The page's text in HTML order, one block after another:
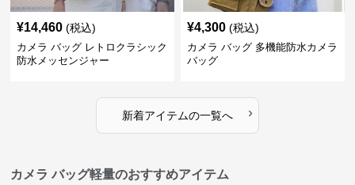
¥14,460 (税込)
カメラ バッグ レトロクラシック
防水メッセンジャー
¥4,300 (税込)
カメラ バッグ 多機能防水カメラ
バッグ
新着アイテムの一覧へ ›
カメラ バッグ軽量のおすすめアイテム